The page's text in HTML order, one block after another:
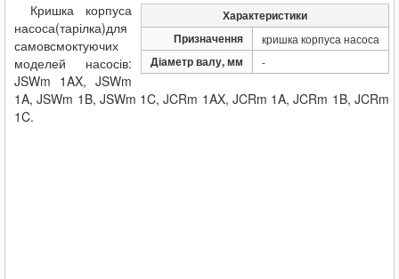
Характеристики
Призначення
кришка корпуса насоса
Діаметр валу, мм -
Кришка корпуса
насоса(тарілка)для
самовсмоктуючих
моделей насосів:
JSWm 1AX, JSWm
1A, JSWm 1B, JSWm 1C, JCRm 1AX, JCRm 1A, JCRm 1B, JCRm
1C.